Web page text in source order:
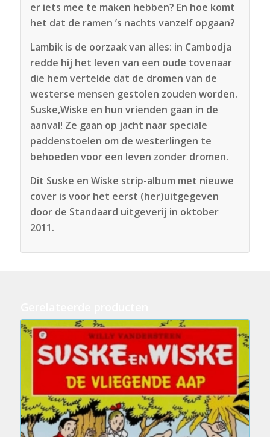
er iets mee te maken hebben? En hoe komt
het dat de ramen ’s nachts vanzelf opgaan?
Lambik is de oorzaak van alles: in Cambodja
redde hij het leven van een oude tovenaar
die hem vertelde dat de dromen van de
westerse mensen gestolen zouden worden.
Suske,Wiske en hun vrienden gaan in de
aanval! Ze gaan op jacht naar speciale
paddenstoelen om de westerlingen te
behoeden voor een leven zonder dromen.
Dit Suske en Wiske strip-album met nieuwe
cover is voor het eerst (her)uitgegeven
door de Standaard uitgeverij in oktober
2011.